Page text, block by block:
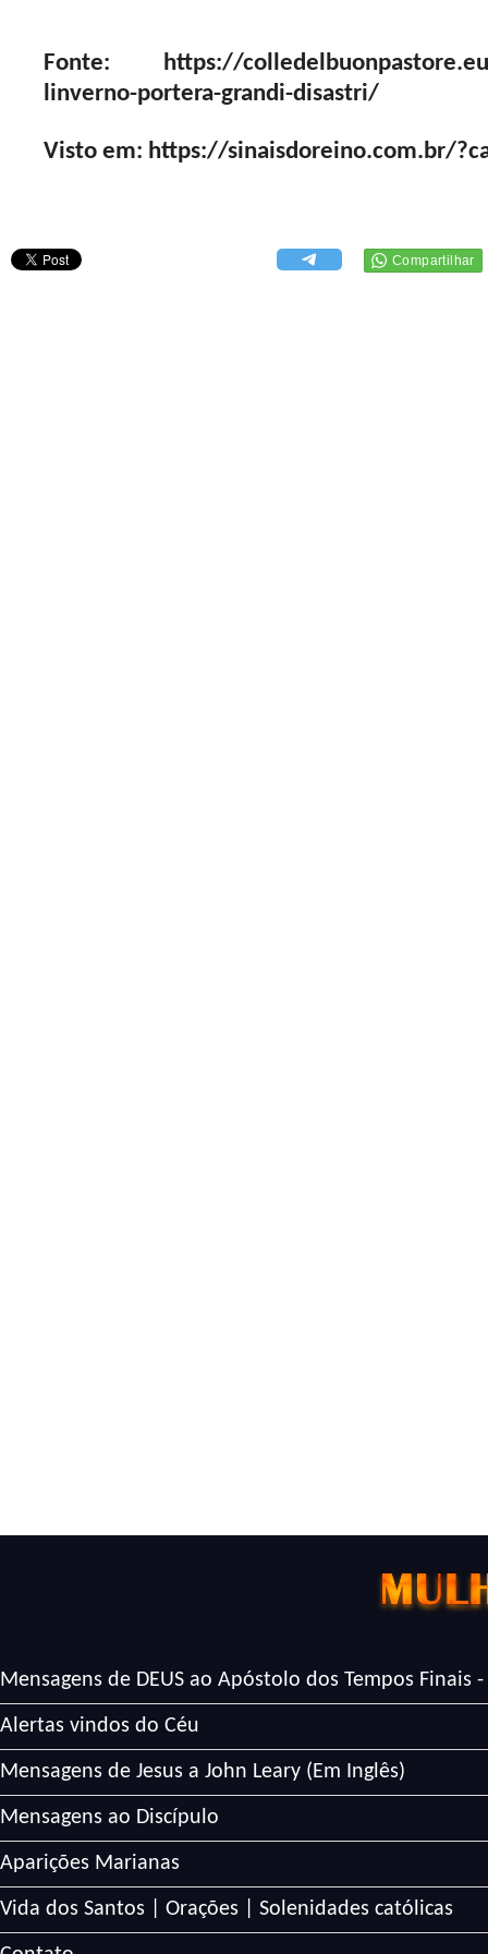
Fonte: https://
linverno-portera-grandi-disastri/
Visto em: https://sinaisdoreino.com.br/
Mensagens de DEUS ao Apóstolo dos Tempos Finais -
Alertas vindos do Céu
Mensagens de Jesus a John Leary (Em Inglês)
Mensagens ao Discípulo
Aparições Marianas
Vida dos Santos | Orações | Solenidades católicas